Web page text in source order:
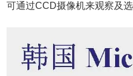
可通过CCD摄像机来观察及